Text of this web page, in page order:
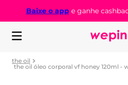
Baixe o appe ganhe
the oil
the oil óleo corporal vf honey 120ml -